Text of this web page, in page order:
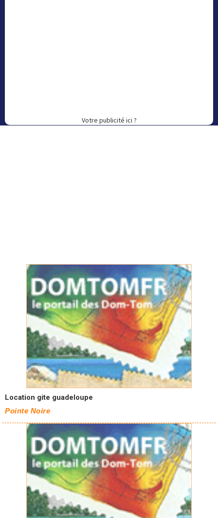
Votre publicité ici ?
Location gite guadeloupe
Pointe Noire